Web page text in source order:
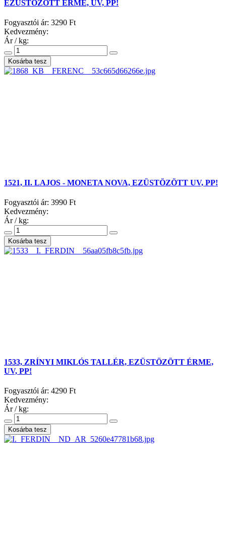
EZÜSTÖZÖTT ÉRME, UV, PP!
Fogyasztói ár: 3290 Ft
Kedvezmény:
Ár / kg:
1521, II. LAJOS - MONETA NOVA, EZÜSTÖZÖTT UV, PP!
Fogyasztói ár: 3990 Ft
Kedvezmény:
Ár / kg:
1533, ZRÍNYI MIKLÓS TALLÉR, EZÜSTÖZÖTT ÉRME,
UV, PP!
Fogyasztói ár: 4290 Ft
Kedvezmény:
Ár / kg: